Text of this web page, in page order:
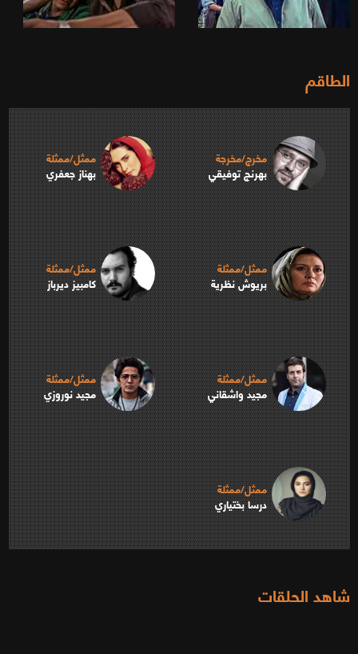
الطاقم
مخرج/مخرجة
بهرنج توفيقي
ممثل/ممثلة
بهناز جعفري
ممثل/ممثلة
بريوش نظرية
ممثل/ممثلة
كامبيز ديرباز
ممثل/ممثلة
مجيد واشقاني
ممثل/ممثلة
مجيد نوروزي
ممثل/ممثلة
درسا بختياري
شاهد الحلقات